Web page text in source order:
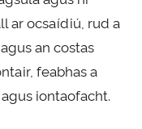
ar ocsaídiú, rud a
an costas
feabhas a
iontaofacht.